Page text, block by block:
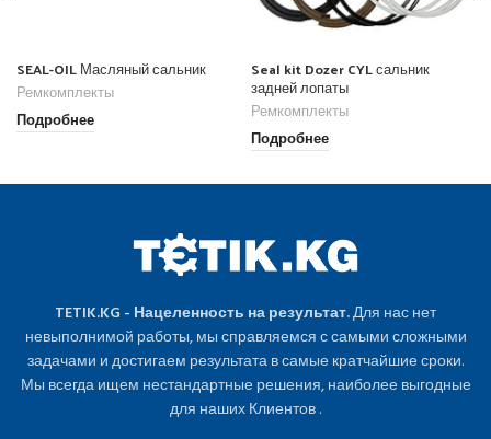
SEAL-OIL Масляный сальник
Ремкомплекты
Подробнее
Seal kit Dozer CYL сальник
задней лопаты
Ремкомплекты
Подробнее
TETIK.KG - Нацеленность на результат.Для нас нет
невыполнимой работы, мы справляемся с самыми сложными
задачами и достигаем результата в самые кратчайшие сроки.
Мы всегда ищем нестандартные решения, наиболее выгодные
для наших Клиентов .